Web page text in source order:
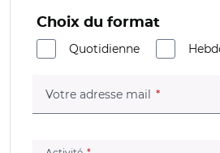
Choix du format
Quotidienne
Votre adresse mail (champ